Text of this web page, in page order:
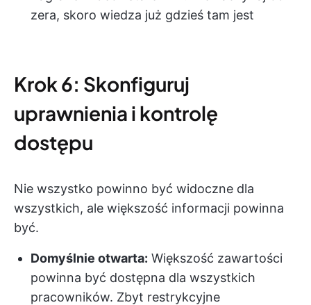
zera, skoro wiedza już gdzieś tam jest
Krok 6: Skonfiguruj
uprawnienia i kontrolę
dostępu
Nie wszystko powinno być widoczne dla
wszystkich, ale większość informacji powinna
być.
Domyślnie otwarta: Większość zawartości
powinna być dostępna dla wszystkich
pracowników. Zbyt restrykcyjne